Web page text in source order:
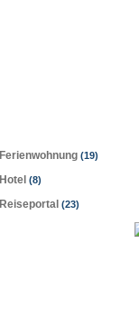
Ferienwohnung (19)
Hotel (8)
Reiseportal (23)